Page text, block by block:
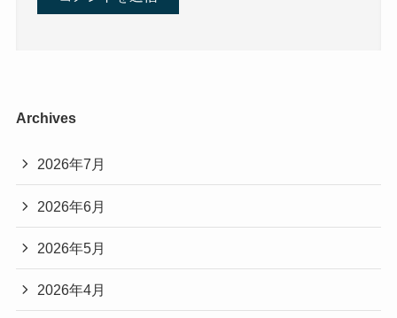
Archives
2026年7月
2026年6月
2026年5月
2026年4月